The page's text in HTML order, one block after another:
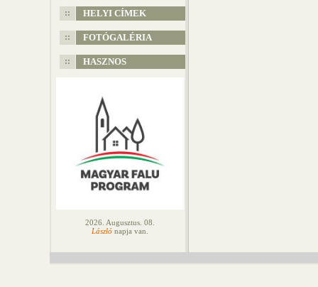
HELYI CÍMEK
FOTÓGALÉRIA
HASZNOS
2026. Augusztus. 08.
László napja van.